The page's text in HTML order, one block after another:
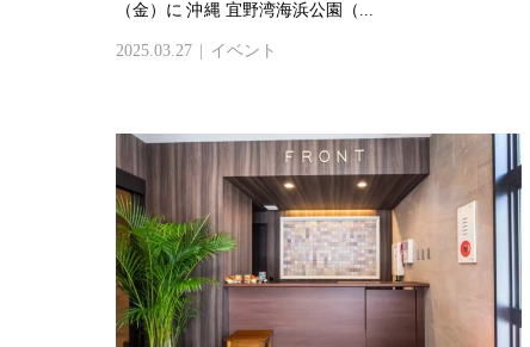
（金）に 沖縄 宜野湾海浜公園（...
2025.03.27 イベント